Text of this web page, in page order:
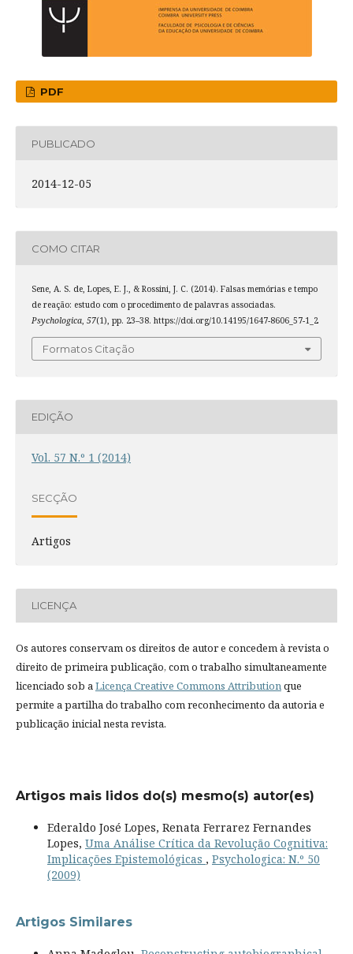
PDF
PUBLICADO
2014-12-05
COMO CITAR
Sene, A. S. de, Lopes, E. J., & Rossini, J. C. (2014). Falsas memórias e tempo
de reação: estudo com o procedimento de palavras associadas.
Psychologica, 57(1), pp. 23–38. https://doi.org/10.14195/1647-8606_57-1_2
Formatos Citação
EDIÇÃO
Vol. 57 N.º 1 (2014)
SECÇÃO
Artigos
LICENÇA
Os autores conservam os direitos de autor e concedem à revista o
direito de primeira publicação, com o trabalho simultaneamente
licenciado sob aLicença Creative Commons Attributionque
permite a partilha do trabalho com reconhecimento da autoria e
publicação inicial nesta revista.
Artigos mais lidos do(s) mesmo(s) autor(es)
Ederaldo José Lopes, Renata Ferrarez Fernandes
Lopes, Uma Análise Crítica da Revolução Cognitiva:
Implicações Epistemológicas , Psychologica: N.º 50
(2009)
Artigos Similares